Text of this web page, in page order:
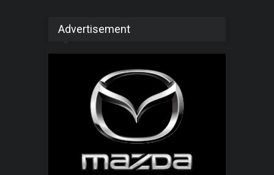
Advertisement